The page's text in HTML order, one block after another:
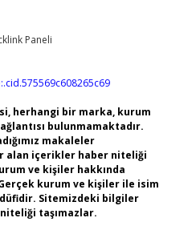
herhangi bir marka, kurum
bulunmamaktadır.
makaleler
alan içerikler haber niteliği
ve kişiler hakkında
kurum ve kişiler ile isim
Sitemizdeki bilgiler
taşımazlar.